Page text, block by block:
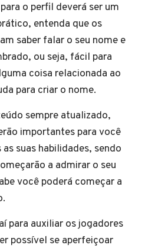
o perfil deverá ser um
entenda que os
saber falar o seu nome e
ou seja, fácil para
coisa relacionada ao
para criar o nome.
sempre atualizado,
importantes para você
suas habilidades, sendo
a admirar o seu
você poderá começar a
para auxiliar os jogadores
possível se aperfeiçoar